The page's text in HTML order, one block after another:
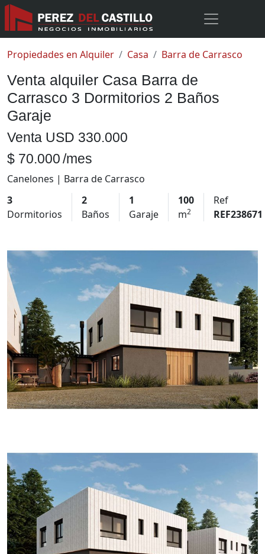
Propiedades en Alquiler Casa Barra de Carrasco
Venta alquiler Casa Barra de
Carrasco 3 Dormitorios 2 Baños
Garaje
Venta USD 330.000
$ 70.000/mes
Canelones | Barra de Carrasco
3
Dormitorios
2
Baños
1
Garaje
100
m2
Ref
REF238671